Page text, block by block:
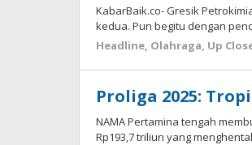
KabarBaik.co- Gresik
kedua. Pun begitu dengan
Headline, Olahraga, Up
Proliga 2025:
NAMA Pertamina tengah
Rp193,7 triliun yang